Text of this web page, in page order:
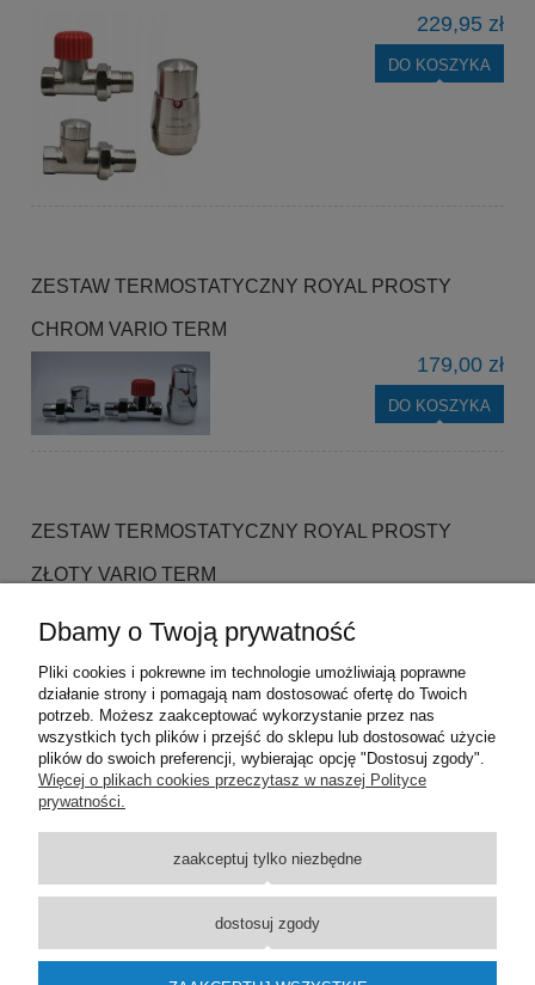
229,95 zł
DO KOSZYKA
ZESTAW TERMOSTATYCZNY ROYAL PROSTY
CHROM VARIO TERM
179,00 zł
DO KOSZYKA
ZESTAW TERMOSTATYCZNY ROYAL PROSTY
ZŁOTY VARIO TERM
Pomoc
Dostawa
Moje konto
O firmie
Dbamy o Twoją prywatność
Pliki cookies i pokrewne im technologie umożliwiają poprawne
działanie strony i pomagają nam dostosować ofertę do Twoich
potrzeb. Możesz zaakceptować wykorzystanie przez nas
wszystkich tych plików i przejść do sklepu lub dostosować użycie
plików do swoich preferencji, wybierając opcję "Dostosuj zgody".
Więcej o plikach cookies przeczytasz w naszej Polityce
prywatności.
zaakceptuj tylko niezbędne
dostosuj zgody